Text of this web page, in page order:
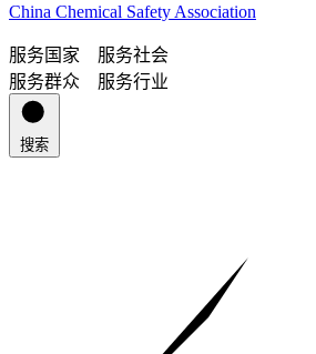
China Chemical Safety Association
服务国家 服务社会
服务群众 服务行业
搜索